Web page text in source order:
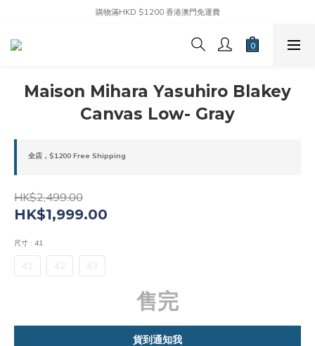
購物滿HKD $1200 香港澳門免運費
Maison Mihara Yasuhiro Blakey
Canvas Low- Gray
全店，$1200 Free Shipping
HK$2,499.00
HK$1,999.00
尺寸 : 41
41 42 43
售完
貨到通知我